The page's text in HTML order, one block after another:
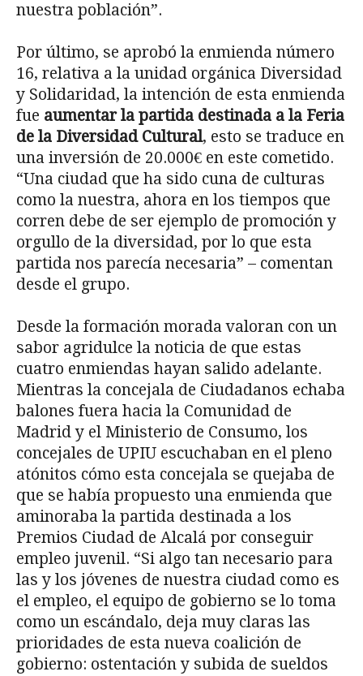
nuestra población”.
Por último, se aprobó la enmienda número
16, relativa a la unidad orgánica Diversidad
y Solidaridad, la intención de esta enmienda
fue aumentar la partida destinada a la Feria
de la Diversidad Cultural, esto se traduce en
una inversión de 20.000€ en este cometido.
“Una ciudad que ha sido cuna de culturas
como la nuestra, ahora en los tiempos que
corren debe de ser ejemplo de promoción y
orgullo de la diversidad, por lo que esta
partida nos parecía necesaria” – comentan
desde el grupo.
Desde la formación morada valoran con un
sabor agridulce la noticia de que estas
cuatro enmiendas hayan salido adelante.
Mientras la concejala de Ciudadanos echaba
balones fuera hacia la Comunidad de
Madrid y el Ministerio de Consumo, los
concejales de UPIU escuchaban en el pleno
atónitos cómo esta concejala se quejaba de
que se había propuesto una enmienda que
aminoraba la partida destinada a los
Premios Ciudad de Alcalá por conseguir
empleo juvenil. “Si algo tan necesario para
las y los jóvenes de nuestra ciudad como es
el empleo, el equipo de gobierno se lo toma
como un escándalo, deja muy claras las
prioridades de esta nueva coalición de
gobierno: ostentación y subida de sueldos